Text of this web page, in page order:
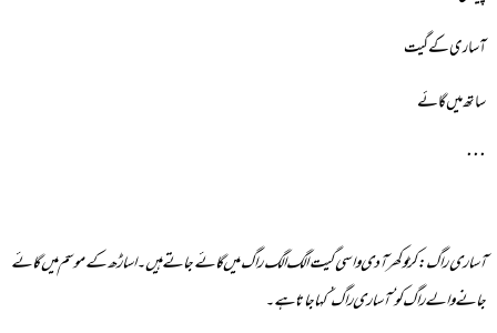
آساری کے گیت
ساتھ میں گائے
٠٠٠
آساری راگ: کڑوکھر آدی واسی گیت الگ الگ راگ میں گائے جاتے ہیں۔اساڑھ کے موسم میں گائے
جانے والے راگ کو ‘آساری راگ’ کہا جاتا ہے۔